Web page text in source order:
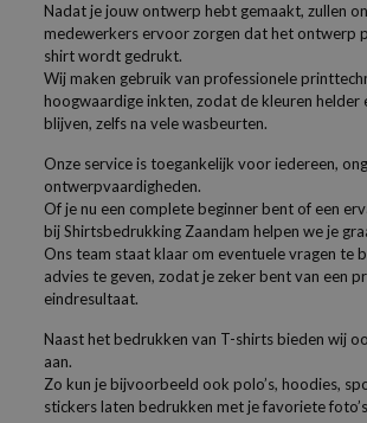
Nadat je jouw ontwerp hebt gemaakt, zullen
medewerkers ervoor zorgen dat het ontwerp
shirt wordt gedrukt.
Wij maken gebruik van professionele
hoogwaardige inkten, zodat de kleuren helder
blijven, zelfs na vele wasbeurten.
Onze service is toegankelijk voor iedereen,
ontwerpvaardigheden.
Of je nu een complete beginner bent of een
bij Shirtsbedrukking Zaandam helpen we je
Ons team staat klaar om eventuele vragen te
advies te geven, zodat je zeker bent van een
eindresultaat.
Naast het bedrukken van T-shirts bieden wij
aan.
Zo kun je bijvoorbeeld ook polo’s, hoodies,
stickers laten bedrukken met je favoriete foto’s